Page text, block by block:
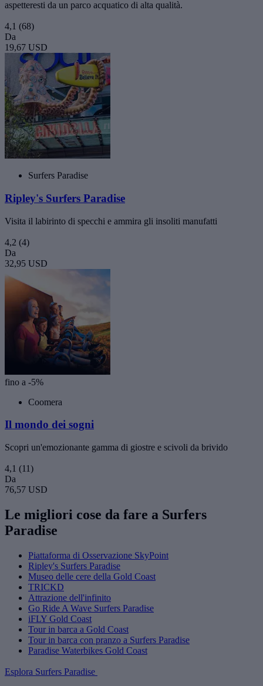
aspetteresti da un parco acquatico di alta qualità.
4,1 (68)
Da
19,67 USD
Surfers Paradise
Ripley's Surfers Paradise
Visita il labirinto di specchi e ammira gli insoliti manufatti
4,2 (4)
Da
32,95 USD
fino a -5%
Coomera
Il mondo dei sogni
Scopri un'emozionante gamma di giostre e scivoli da brivido
4,1 (11)
Da
76,57 USD
Le migliori cose da fare a Surfers
Paradise
Piattaforma di Osservazione SkyPoint
Ripley's Surfers Paradise
Museo delle cere della Gold Coast
TRICKD
Attrazione dell'infinito
Go Ride A Wave Surfers Paradise
iFLY Gold Coast
Tour in barca a Gold Coast
Tour in barca con pranzo a Surfers Paradise
Paradise Waterbikes Gold Coast
Esplora Surfers Paradise